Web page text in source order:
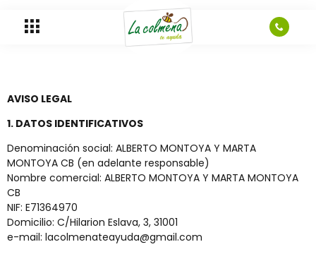
AVISO LEGAL
1. DATOS IDENTIFICATIVOS
Denominación social: ALBERTO MONTOYA Y MARTA
MONTOYA CB (en adelante responsable)
Nombre comercial: ALBERTO MONTOYA Y MARTA MONTOYA
CB
NIF: E71364970
Domicilio: C/Hilarion Eslava, 3, 31001
e-mail: lacolmenateayuda@gmail.com